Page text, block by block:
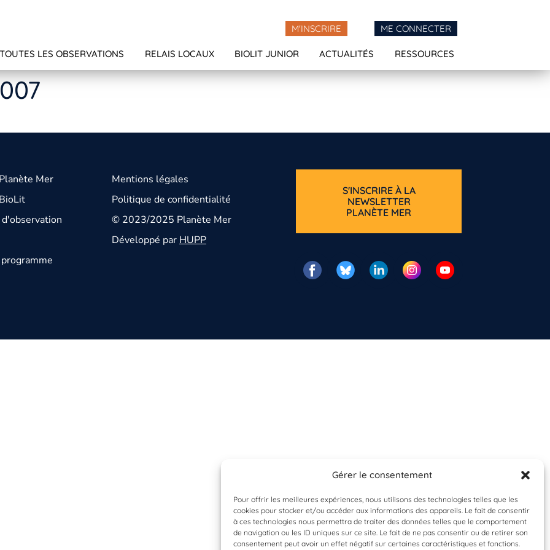
Gérer le consentement
Pour offrir les meilleures expériences, nous utilisons des technologies telles que les
cookies pour stocker et/ou accéder aux informations des appareils. Le fait de consentir
à ces technologies nous permettra de traiter des données telles que le comportement
de navigation ou les ID uniques sur ce site. Le fait de ne pas consentir ou de retirer son
consentement peut avoir un effet négatif sur certaines caractéristiques et fonctions.
M'INSCRIRE ME CONNECTER
TOUTES LES OBSERVATIONS RELAIS LOCAUX BIOLIT JUNIOR ACTUALITÉS RESSOURCES
Mer
Mentions légales
Politique de confidentialité
© 2023/2025 Planète Mer
Développé parHUPP
S'INSCRIRE À LA
NEWSLETTER
PLANÈTE MER